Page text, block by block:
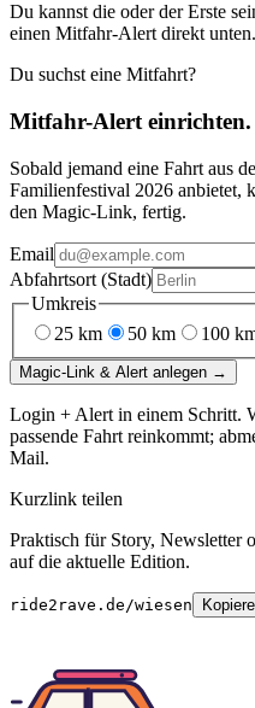
Du kannst die oder der Erste
einen Mitfahr-Alert direkt unten.
Du suchst eine Mitfahrt?
Mitfahr-Alert einrichten.
Sobald jemand eine Fahrt aus
Familienfestival 2026 anbietet,
den Magic-Link, fertig.
Email
Abfahrtsort (Stadt)
Umkreis
25 km 50 km 100
Magic-Link & Alert anlegen →
Login + Alert in einem Schritt.
passende Fahrt reinkommt;
Mail.
Kurzlink teilen
Praktisch für Story, Newsletter
auf die aktuelle Edition.
ride2rave.de/wiesen